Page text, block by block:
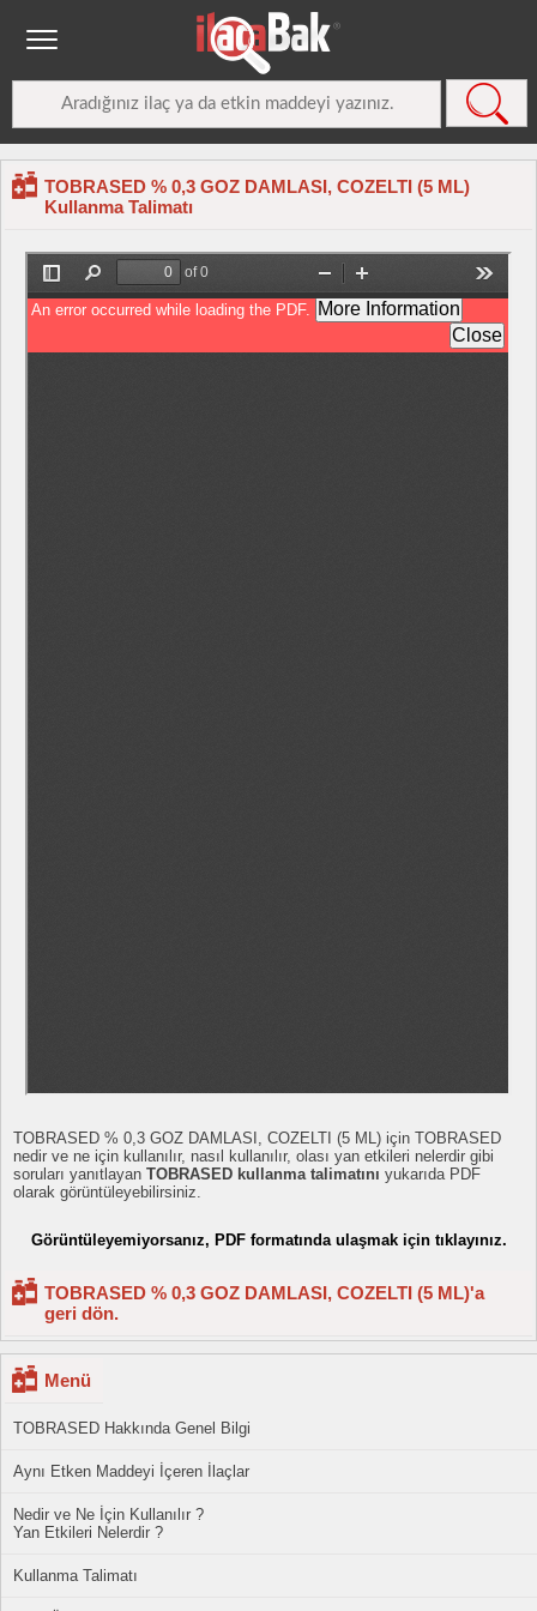
TOBRASED % 0,3 GOZ DAMLASI, COZELTI (5 ML)
Kullanma Talimatı
TOBRASED % 0,3 GOZ DAMLASI, COZELTI (5 ML) için TOBRASED
nedir ve ne için kullanılır, nasıl kullanılır, olası yan etkileri nelerdir gibi
soruları yanıtlayan TOBRASED kullanma talimatını yukarıda PDF
olarak görüntüleyebilirsiniz.
Görüntüleyemiyorsanız, PDF formatında ulaşmak için tıklayınız.
TOBRASED % 0,3 GOZ DAMLASI, COZELTI (5 ML)'a
geri dön.
Menü
TOBRASED Hakkında Genel Bilgi
Aynı Etken Maddeyi İçeren İlaçlar
Nedir ve Ne İçin Kullanılır ?
Yan Etkileri Nelerdir ?
Kullanma Talimatı